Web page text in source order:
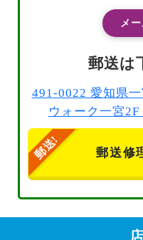
メ
郵送は
491-0022 愛知県
ウォーク一宮
郵送修